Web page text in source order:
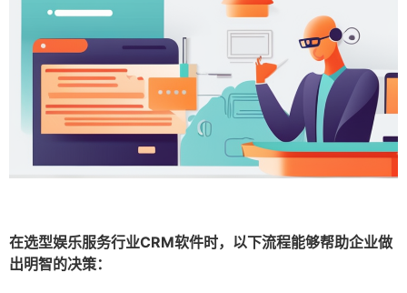
在选型娱乐服务行业CRM软件时，以下流程能够帮助企业做
出明智的决策：